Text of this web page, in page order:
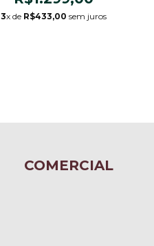
3x de R$433,00 sem juros
COMERCIAL